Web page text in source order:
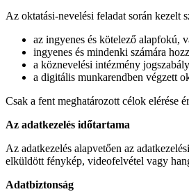
Az oktatási-nevelési feladat során kezelt
az ingyenes és kötelező alapfokú,
ingyenes és mindenki számára
a köznevelési intézmény
a digitális munkarendben végzett
Csak a fent meghatározott célok elérése
Az adatkezelés időtartama
Az adatkezelés alapvetően az
elküldött fénykép, videofelvétel vagy
Adatbiztonság